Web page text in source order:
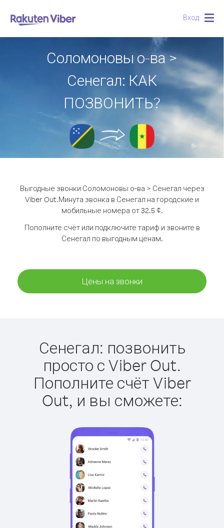
Вход
Соломоновы о-ва >
Сенегал: КАК
ПОЗВОНИТЬ?
Выгодные звонки Соломоновы о-ва > Сенегал через
Viber Out.Минута звонка в Сенегал на городские и
мобильные номера от 32.5 ¢.
Пополните счёт или подключите тариф и звоните в
Сенегал по выгодным ценам.
Цены на звонки
Сенегал: позвонить
просто с Viber Out.
Пополните счёт Viber
Out, и вы сможете: